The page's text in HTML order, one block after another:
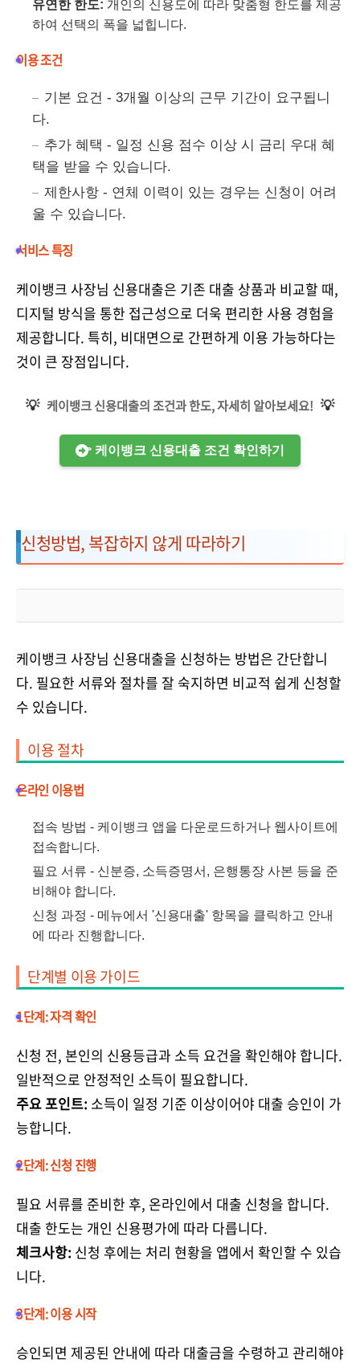
유연한 한도: 개인의 신용도에 따라 맞춤형 한도를 제공
하여 선택의 폭을 넓힙니다.
이용 조건
기본 요건 - 3개월 이상의 근무 기간이 요구됩니
다.
추가 혜택 - 일정 신용 점수 이상 시 금리 우대 혜
택을 받을 수 있습니다.
제한사항 - 연체 이력이 있는 경우는 신청이 어려
울 수 있습니다.
서비스 특징
케이뱅크 사장님 신용대출은 기존 대출 상품과 비교할 때,
디지털 방식을 통한 접근성으로 더욱 편리한 사용 경험을
제공합니다. 특히, 비대면으로 간편하게 이용 가능하다는
것이 큰 장점입니다.
💡 케이뱅크 신용대출의 조건과 한도, 자세히 알아보세요! 💡
👉 케이뱅크 신용대출 조건 확인하기
신청방법, 복잡하지 않게 따라하기
케이뱅크 사장님 신용대출을 신청하는 방법은 간단합니
다. 필요한 서류와 절차를 잘 숙지하면 비교적 쉽게 신청할
수 있습니다.
이용 절차
온라인 이용법
접속 방법 - 케이뱅크 앱을 다운로드하거나 웹사이트에
접속합니다.
필요 서류 - 신분증, 소득증명서, 은행통장 사본 등을 준
비해야 합니다.
신청 과정 - 메뉴에서 '신용대출' 항목을 클릭하고 안내
에 따라 진행합니다.
단계별 이용 가이드
1단계: 자격 확인
신청 전, 본인의 신용등급과 소득 요건을 확인해야 합니다.
일반적으로 안정적인 소득이 필요합니다.
주요 포인트: 소득이 일정 기준 이상이어야 대출 승인이 가
능합니다.
2단계: 신청 진행
필요 서류를 준비한 후, 온라인에서 대출 신청을 합니다.
대출 한도는 개인 신용평가에 따라 다릅니다.
체크사항: 신청 후에는 처리 현황을 앱에서 확인할 수 있습
니다.
3단계: 이용 시작
승인되면 제공된 안내에 따라 대출금을 수령하고 관리해야